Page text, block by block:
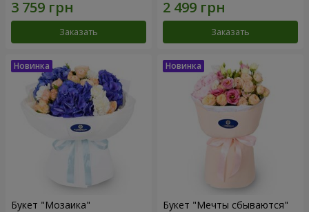
Заказать Заказать
Букет "Мозаика" Букет "Мечты сбываются"